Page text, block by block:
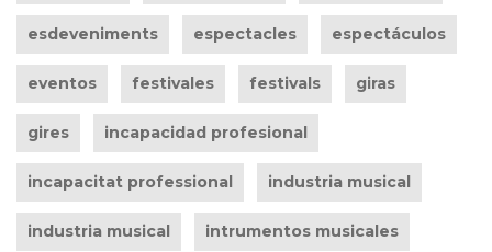
esdeveniments espectacles espectáculos
eventos festivales festivals giras
gires incapacidad profesional
incapacitat professional industria musical
industria musical intrumentos musicales